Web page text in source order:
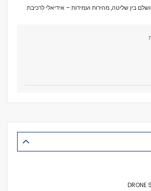
בין שליטה, מהירות ועמידות – אידיאלי לרכיבת